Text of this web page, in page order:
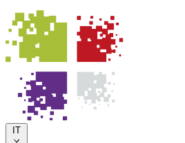
IT